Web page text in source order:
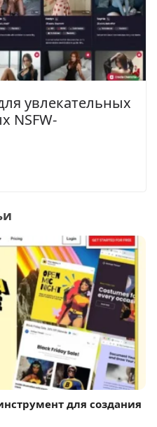
увлекательных
NSFW-
для создания